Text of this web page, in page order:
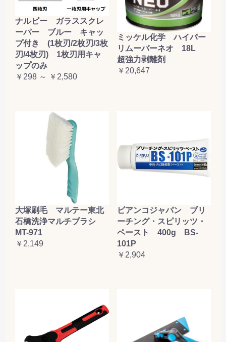
ナルビー ガラススクレ
ーパー ブルー キャッ
プ付き (1枚刃/2枚刃/3枚
刃/4枚刃) 1枚刃用キャ
ップのみ
￥298 ～ ￥2,580
ミッケル化学 ハイパー
リムーバーネオ 18L
超強力剥離剤
￥20,647
大塚刷毛 マルテー東北
石橋洗浄マルチブラシ
MT-971
￥2,149
ビアンコジャパン ブリ
ーチング・スピリッツ・
ペースト 400g BS-
101P
￥2,904